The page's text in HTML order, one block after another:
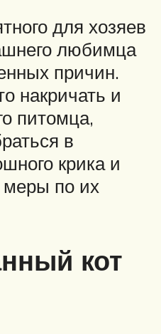
для хозяев
любимца
причин.
накричать и
питомца,
в
крика и
по их
кот